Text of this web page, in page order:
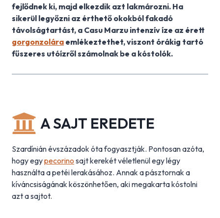
fejlődnek ki, majd elkezdik azt lakmározni. Ha
sikerül legyőzni az érthető okokból fakadó
távolságtartást, a Casu Marzu intenzív íze az érett
gorgonzolára emlékeztethet, viszont órákig tartó
fűszeres utóízről számolnak be a kóstolók.
A SAJT EREDETE
Szardínián évszázadok óta fogyasztják. Pontosan azóta,
hogy egypecorino sajt kerekét véletlenül egy légy
használta a petéi lerakásához. Annak a pásztornak a
kíváncsiságának köszönhetően, aki megakarta kóstolni
azt a sajtot.